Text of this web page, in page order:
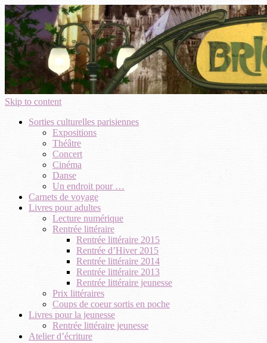
Skip to content
Sorties culturelles parisiennes
Expositions
Théâtre
Concert
Cinéma
Danse
Un endroit pour …
Carnets de voyage
Livres pour adultes
Lecture numérique
Rentrée littéraire
Rentrée littéraire 2015
Rentrée d’Hiver 2015
Rentrée littéraire 2014
Rentrée littéraire 2013
Rentrée littéraire jeunesse
Prix littéraires
Coups de coeur sortis en poche
Livres pour la jeunesse
Rentrée littéraire jeunesse
Atelier d’écriture